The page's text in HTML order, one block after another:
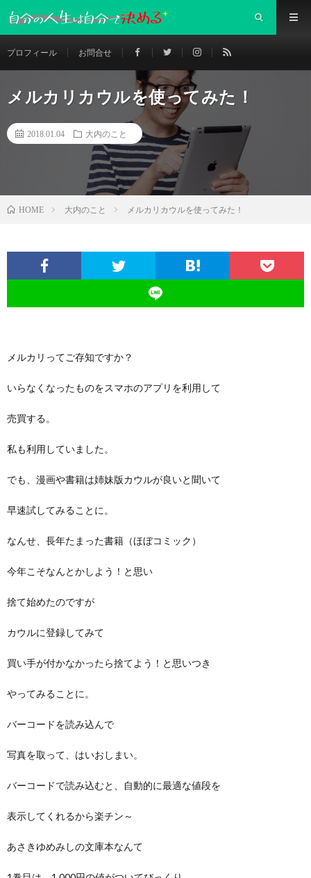
プロフィール お問合せ
メルカリカウルを使ってみた！
2018.01.04 大内のこと
HOME 大内のこと メルカリカウルを使ってみた！
メルカリってご存知ですか？
いらなくなったものをスマホのアプリを利用して
売買する。
私も利用していました。
でも、漫画や書籍は姉妹版カウルが良いと聞いて
早速試してみることに。
なんせ、長年たまった書籍（ほぼコミック）
今年こそなんとかしよう！と思い
捨て始めたのですが
カウルに登録してみて
買い手が付かなかったら捨てよう！と思いつき
やってみることに。
バーコードを読み込んで
写真を取って、はいおしまい。
バーコードで読み込むと、自動的に最適な値段を
表示してくれるから楽チン～
あさきゆめみしの文庫本なんて